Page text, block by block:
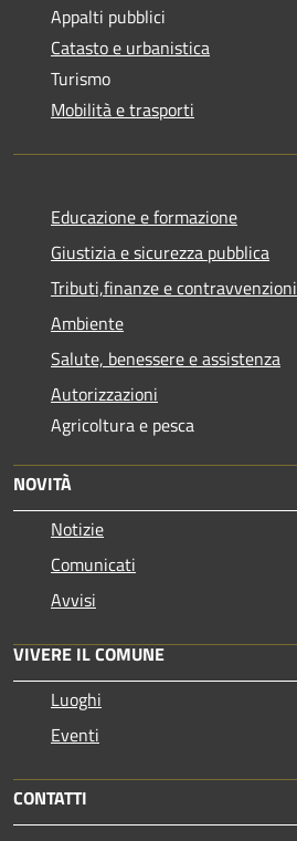
Appalti pubblici
Catasto e urbanistica
Turismo
Mobilità e trasporti
Educazione e formazione
Giustizia e sicurezza pubblica
Tributi,finanze e contravvenzioni
Ambiente
Salute, benessere e assistenza
Autorizzazioni
Agricoltura e pesca
NOVITÀ
Notizie
Comunicati
Avvisi
VIVERE IL COMUNE
Luoghi
Eventi
CONTATTI